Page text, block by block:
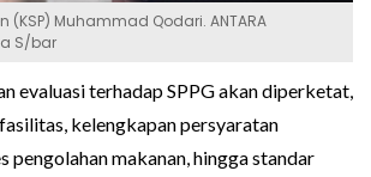
(KSP) Muhammad Qodari. ANTARA
S/bar
evaluasi terhadap SPPG akan diperketat,
kelengkapan persyaratan
pengolahan makanan, hingga standar